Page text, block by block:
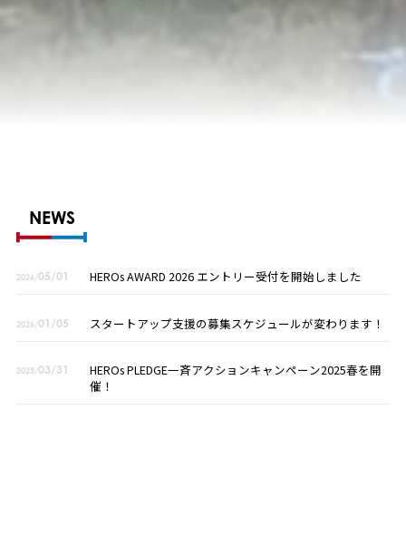
NEWS
2026/05/01 HEROs AWARD 2026 エントリー受付を開始しました
2026/01/05 スタートアップ支援の募集スケジュールが変わります！
2025/03/31
HEROs PLEDGE一斉アクションキャンペーン2025春を開
催！